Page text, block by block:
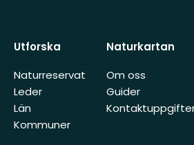
Utforska
Naturreservat
Leder
Län
Kommuner
Naturkartan
Om oss
Guider